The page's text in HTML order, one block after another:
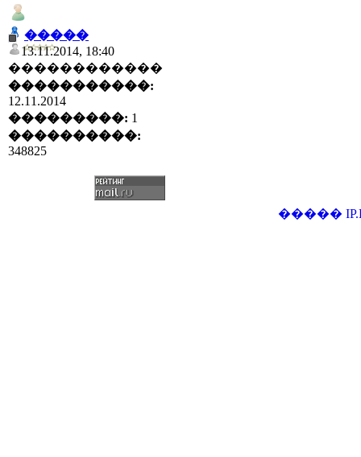
�����
13.11.2014, 18:40
������������
�����������:
12.11.2014
���������: 1
����������:
348825
�����